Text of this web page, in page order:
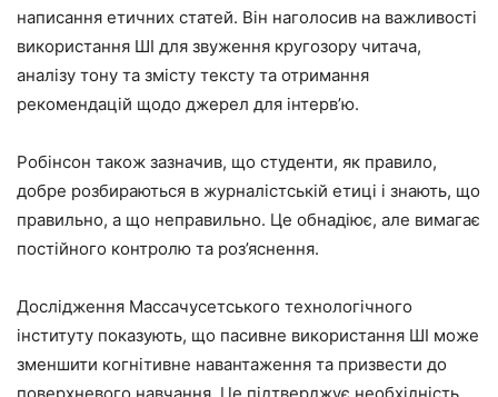
написання етичних статей. Він наголосив на важливості
використання ШІ для звуження кругозору читача,
аналізу тону та змісту тексту та отримання
рекомендацій щодо джерел для інтерв’ю.
Робінсон також зазначив, що студенти, як правило,
добре розбираються в журналістській етиці і знають, що
правильно, а що неправильно. Це обнадіює, але вимагає
постійного контролю та роз’яснення.
Дослідження Массачусетського технологічного
інституту показують, що пасивне використання ШІ може
зменшити когнітивне навантаження та призвести до